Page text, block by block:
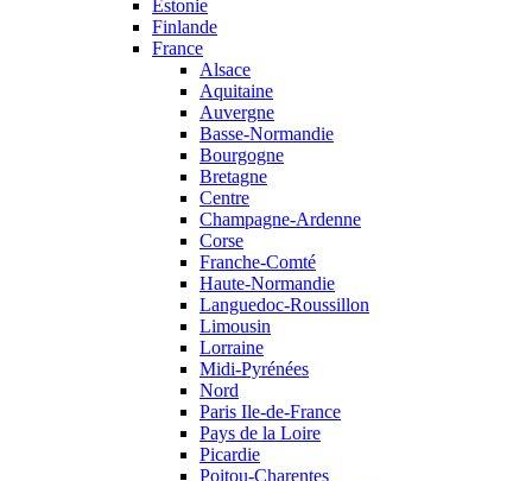
Estonie
Finlande
France
Alsace
Aquitaine
Auvergne
Basse-Normandie
Bourgogne
Bretagne
Centre
Champagne-Ardenne
Corse
Franche-Comté
Haute-Normandie
Languedoc-Roussillon
Limousin
Lorraine
Midi-Pyrénées
Nord
Paris Ile-de-France
Pays de la Loire
Picardie
Poitou-Charentes